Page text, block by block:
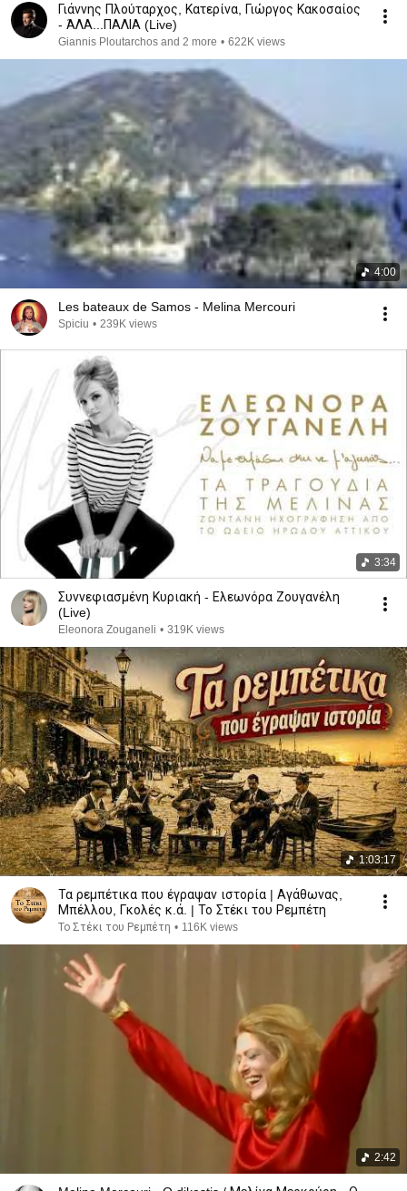
Γιάννης Πλούταρχος, Κατερίνα, Γιώργος Κακοσαίος
- ΆΛΑ...ΠΑΛΙΑ (Live)
Giannis Ploutarchos and 2 more • 622K views
4:00
Les bateaux de Samos - Melina Mercouri
Spiciu • 239K views
3:34
Συννεφιασμένη Κυριακή - Ελεωνόρα Ζουγανέλη
(Live)
Eleonora Zouganeli • 319K views
1:03:17
Τα ρεμπέτικα που έγραψαν ιστορία | Αγάθωνας,
Μπέλλου, Γκολές κ.ά. | Το Στέκι του Ρεμπέτη
Το Στέκι του Ρεμπέτη • 116K views
2:42